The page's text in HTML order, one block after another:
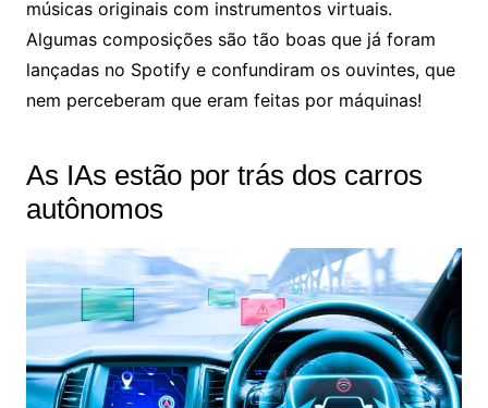
músicas originais com instrumentos virtuais.
Algumas composições são tão boas que já foram
lançadas no Spotify e confundiram os ouvintes, que
nem perceberam que eram feitas por máquinas!
As IAs estão por trás dos carros
autônomos